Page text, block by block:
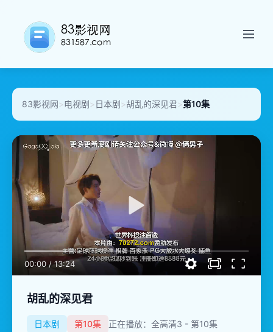
83影视网>电视剧> 日本剧>胡乱的深见君>第10集
00:00/13:24
胡乱的深见君
日本剧 第10集 正在播放：全高清3 - 第10集